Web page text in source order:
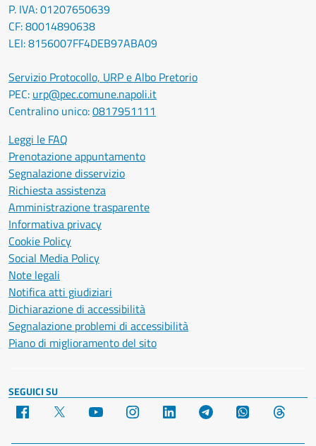
P. IVA: 01207650639
CF: 80014890638
LEI: 8156007FF4DEB97ABA09
Servizio Protocollo, URP e Albo Pretorio
PEC: urp@pec.comune.napoli.it
Centralino unico:0817951111
Leggi le FAQ
Prenotazione appuntamento
Segnalazione disservizio
Richiesta assistenza
Amministrazione trasparente
Informativa privacy
Cookie Policy
Social Media Policy
Note legali
Notifica atti giudiziari
Dichiarazione di accessibilità
Segnalazione problemi di accessibilità
Piano di miglioramento del sito
SEGUICI SU
Facebook YouTube Instagram LinkedIn Telegram WhatsApp